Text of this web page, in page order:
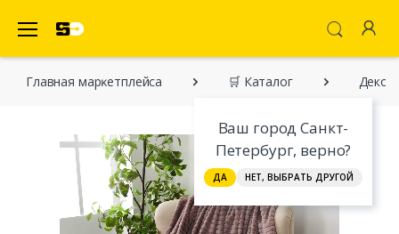
Ваш город Санкт-
Петербург, верно?
ДА НЕТ, ВЫБРАТЬ ДРУГОЙ
Главная марĸетплейса 🛒 Каталог